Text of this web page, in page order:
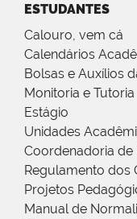
ESTUDANTES
Calouro, vem cá
Calendários
Bolsas e Auxílios
Monitoria e Tutoria
Estágio
Unidades
Coordenadoria de
Regulamento dos
Projetos
Manual de